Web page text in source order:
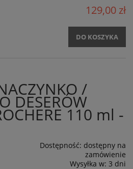
129,00 zł
DO KOSZYKA
/
DESERÓW
110 ml -
Dostępność: dostępny na
zamówienie
Wysyłka w: 3 dni